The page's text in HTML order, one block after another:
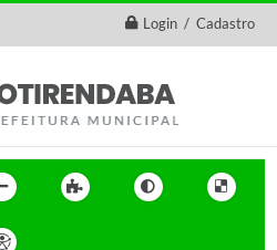
Login / Cadastro